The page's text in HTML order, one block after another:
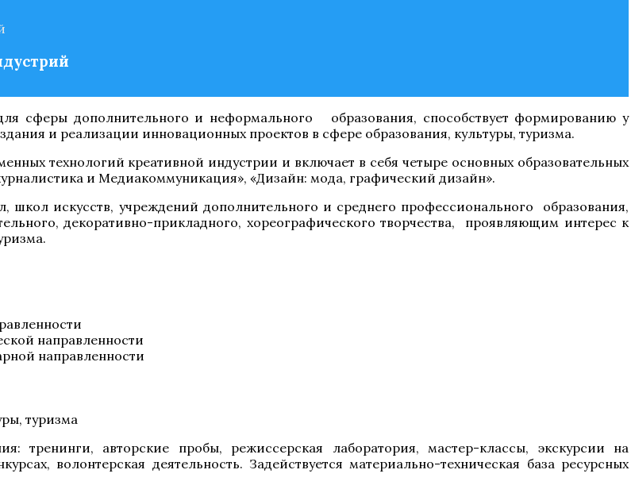
сферы дополнительного и неформального образования, способствует формированию у
и реализации инновационных проектов в сфере образования, культуры, туризма.
технологий креативной индустрии и включает в себя четыре основных образовательных
и Медиакоммуникация», «Дизайн: мода, графический дизайн».
школ искусств, учреждений дополнительного и среднего профессионального образования,
декоративно-прикладного, хореографического творчества, проявляющим интерес к
направленности
направленности
туризма
тренинги, авторские пробы, режиссерская лаборатория, мастер-классы, экскурсии на
волонтерская деятельность. Задействуется материально-техническая база ресурсных